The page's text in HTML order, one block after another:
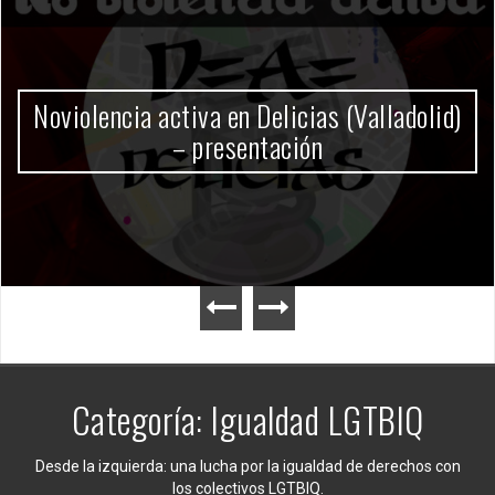
Gobierno Milei
Categoría: Igualdad LGTBIQ
Desde la izquierda: una lucha por la igualdad de derechos con
los colectivos LGTBIQ.